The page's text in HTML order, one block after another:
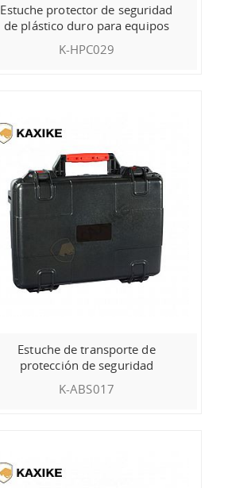
Estuche protector de seguridad
de plástico duro para equipos
K-HPC029
Estuche de transporte de
protección de seguridad
K-ABS017